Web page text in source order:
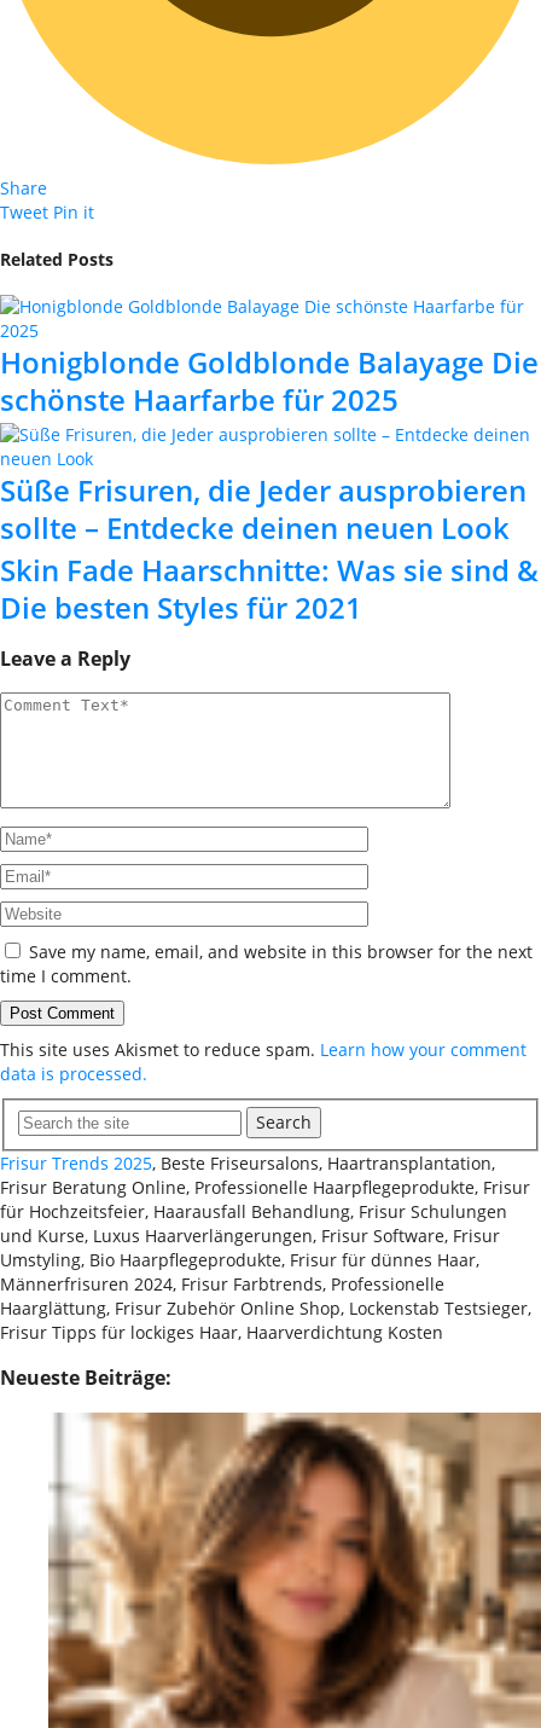
Share
Tweet Pin it
Related Posts
Honigblonde Goldblonde Balayage Die
schönste Haarfarbe für 2025
Süße Frisuren, die Jeder ausprobieren
sollte – Entdecke deinen neuen Look
Skin Fade Haarschnitte: Was sie sind &
Die besten Styles für 2021
Leave a Reply
Save my name, email, and website in this browser for the next
time I comment.
This site uses Akismet to reduce spam. Learn how your comment
data is processed.
Search
Frisur Trends 2025, Beste Friseursalons, Haartransplantation,
Frisur Beratung Online, Professionelle Haarpflegeprodukte, Frisur
für Hochzeitsfeier, Haarausfall Behandlung, Frisur Schulungen
und Kurse, Luxus Haarverlängerungen, Frisur Software, Frisur
Umstyling, Bio Haarpflegeprodukte, Frisur für dünnes Haar,
Männerfrisuren 2024, Frisur Farbtrends, Professionelle
Haarglättung, Frisur Zubehör Online Shop, Lockenstab Testsieger,
Frisur Tipps für lockiges Haar, Haarverdichtung Kosten
Neueste Beiträge: